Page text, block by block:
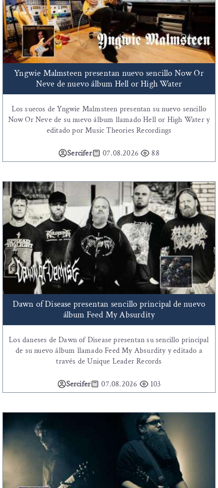
Yngwie Malmsteen presentan nuevo sencillo Now Or
Neve de nuevo álbum Hell or High Water
Los suecos de Yngwie Malmsteen presentan su nuevo sencillo
Now Or Neve de su nuevo álbum llamado Hell or High Water y
editado por Music Theories Recordings
Sercifer 07.08.2026 88
Dawn of Disease presentan sencillo principal de nuevo
álbum Feed My Absurdity
Los daneses de Dawn of Disease presentan su sencillo principal
de su nuevo álbum llamado Feed My Absurdity y editado a
través de Unique Leader Records
Sercifer 07.08.2026 103